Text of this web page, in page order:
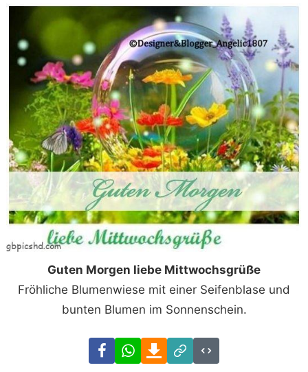
Guten Morgen liebe Mittwochsgrüße
Fröhliche Blumenwiese mit einer Seifenblase und
bunten Blumen im Sonnenschein.
FacebookWhatsAppDownload
Link
Code